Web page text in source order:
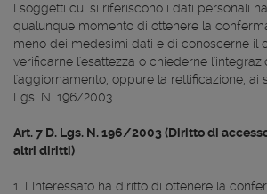
I soggetti cui si riferiscono i dati personali
qualunque momento di ottenere la
meno dei medesimi dati e di conoscerne il
verificarne l'esattezza o chiederne
l'aggiornamento, oppure la rettificazione, ai
Lgs. N. 196/2003.
Art. 7 D. Lgs. N. 196/2003 (Diritto di
altri diritti)
1. L'Interessato ha diritto di ottenere la